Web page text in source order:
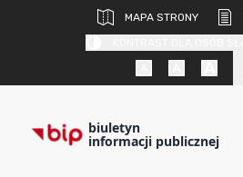
MAPA STRONY
biuletyn
informacji publicznej